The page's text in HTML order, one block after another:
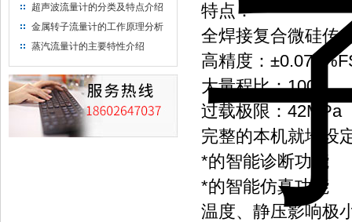
超声波流量计的分类及特点介绍
金属转子流量计的工作原理分析
蒸汽流量计的主要特性介绍
特点：
全焊接复合微硅传
高精度：
大量程比：100:1
过载极限：42MPa
完整的本机就地设
*的智能诊断功能
*的智能仿真功能
温度、静压影响极